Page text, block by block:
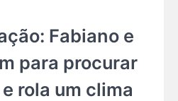
Fabiano e
para procurar
rola um clima